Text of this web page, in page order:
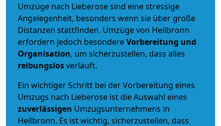
Umzüge nach Lieberose sind eine stressige
Angelegenheit, besonders wenn sie über große
Distanzen stattfinden. Umzüge von Heilbronn
erfordern jedoch besondereVorbereitung und
Organisation, um sicherzustellen, dass alles
reibungslosverläuft.
Ein wichtiger Schritt bei der Vorbereitung eines
Umzugs nach Lieberose ist die Auswahl eines
zuverlässigen Umzugsunternehmens in
Heilbronn. Es ist wichtig, sicherzustellen, dass